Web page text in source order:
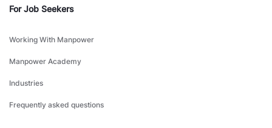
For Job Seekers
Working With Manpower
Manpower Academy
Industries
Frequently asked questions